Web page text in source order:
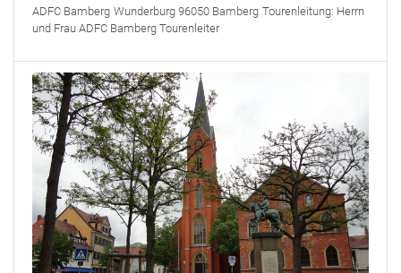
ADFC Bamberg Wunderburg 96050 Bamberg Tourenleitung: Herrn
und Frau ADFC Bamberg Tourenleiter